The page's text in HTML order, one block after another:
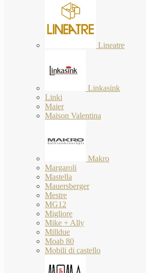
Lineatre
Linkasink
Linki
Maier
Maison Valentina
Makro
Margaroli
Mastella
Mauersberger
Mestre
MG12
Migliore
Mike + Ally
Milldue
Moab 80
Mobili di castello